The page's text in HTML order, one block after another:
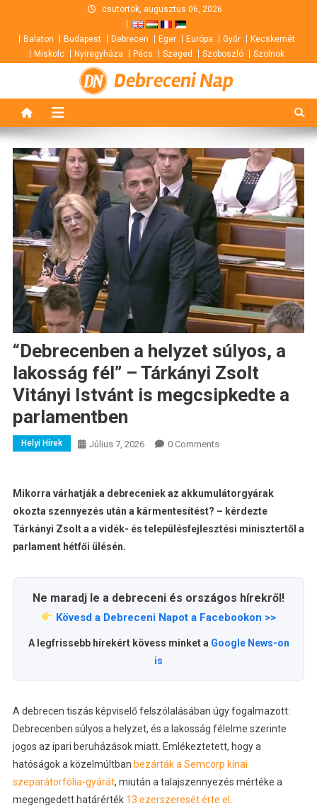
content
csütörtök, augusztus 06, 2026
Balaton Budapest Debrecen Eger Európa Győr
Kecskemét
Miskolc
Nyíregyháza Pécs Szeged Szoboszló Szolnok
Debreceni Nap
“Debrecenben a helyzet súlyos, a
lakosság fél” – Tárkányi Zsolt
Vitányi Istvánt is megcsipkedte a
parlamentben
Helyi Hírek Július 7, 2026 0 Comments
Mikorra várhatják a debreceniek az akkumulátorgyárak
okozta szennyezés után a kármentesítést? – kérdezte
Tárkányi Zsolt a a vidék- és településfejlesztési minisztertől a
parlament hétfői ülésén.
Ne maradj le a debreceni és országos hírekről!
Kövesd a Debreceni Napot a Facebookon >>
A legfrissebb hírekért kövess minket a Google News-on
is
A debrecen tiszás képviselő felszólalásában úgy fogalmazott:
Debrecenben súlyos a helyzet, és a lakosság félelme szerinte
jogos az ipari beruházások miatt. Emlékeztetett, hogy a
hatóságok a közelmúltban bezárták a Semcorp kínai
szeparátorfólia-gyárát, miután a talajszennyezés mértéke a
megengedett határérték 13 ezerszeresét érte el